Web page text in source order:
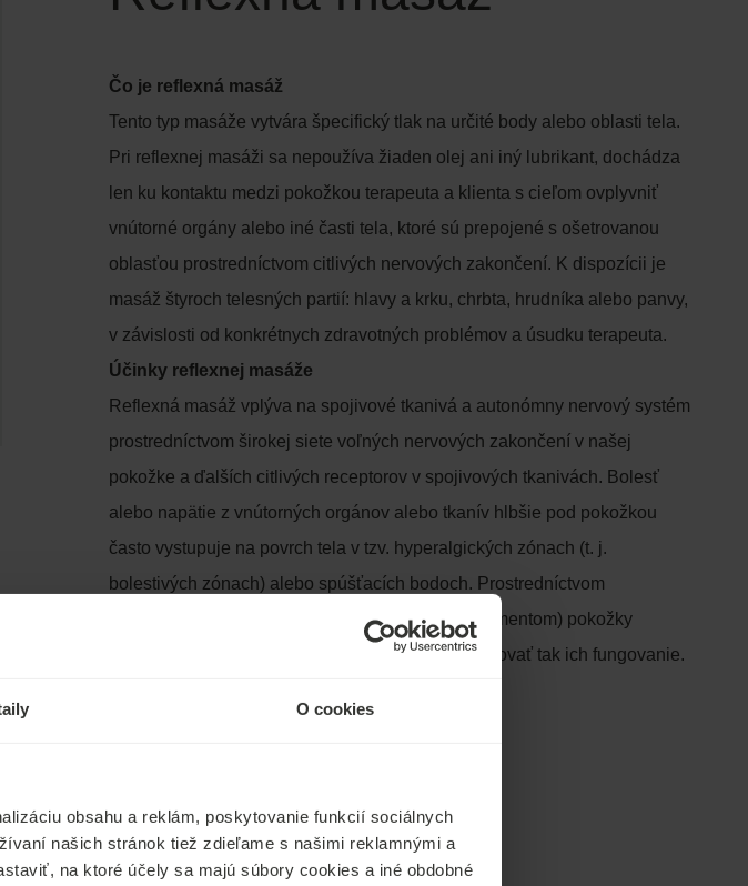
O cookies
obsahu a reklám, poskytovanie funkcií sociálnych
našich stránok tiež zdieľame s našimi reklamnými a
na ktoré účely sa majú súbory cookies a iné obdobné
Čo je reflexná masáž
Tento typ masáže vytvára špecifický tlak na určité body alebo oblasti tela.
Pri reflexnej masáži sa nepoužíva žiaden olej ani iný lubrikant, dochádza
len ku kontaktu medzi pokožkou terapeuta a klienta s cieľom ovplyvniť
vnútorné orgány alebo iné časti tela, ktoré sú prepojené s ošetrovanou
oblasťou prostredníctvom citlivých nervových zakončení. K dispozícii je
masáž štyroch telesných partií: hlavy a krku, chrbta, hrudníka alebo panvy,
v závislosti od konkrétnych zdravotných problémov a úsudku terapeuta.
Účinky reflexnej masáže
Reflexná masáž vplýva na spojivové tkanivá a autonómny nervový systém
prostredníctvom širokej siete voľných nervových zakončení v našej
pokožke a ďalších citlivých receptorov v spojivových tkanivách. Bolesť
alebo napätie z vnútorných orgánov alebo tkanív hlbšie pod pokožkou
často vystupuje na povrch tela v tzv. hyperalgických zónach (t. j.
bolestivých zónach) alebo spúšťacích bodoch. Prostredníctvom
povrchovej manipulácie s príslušnou časťou (segmentom) pokožky
môžeme, naopak, ovplyvniť hlbšie tkanivá a regulovať tak ich fungovanie.